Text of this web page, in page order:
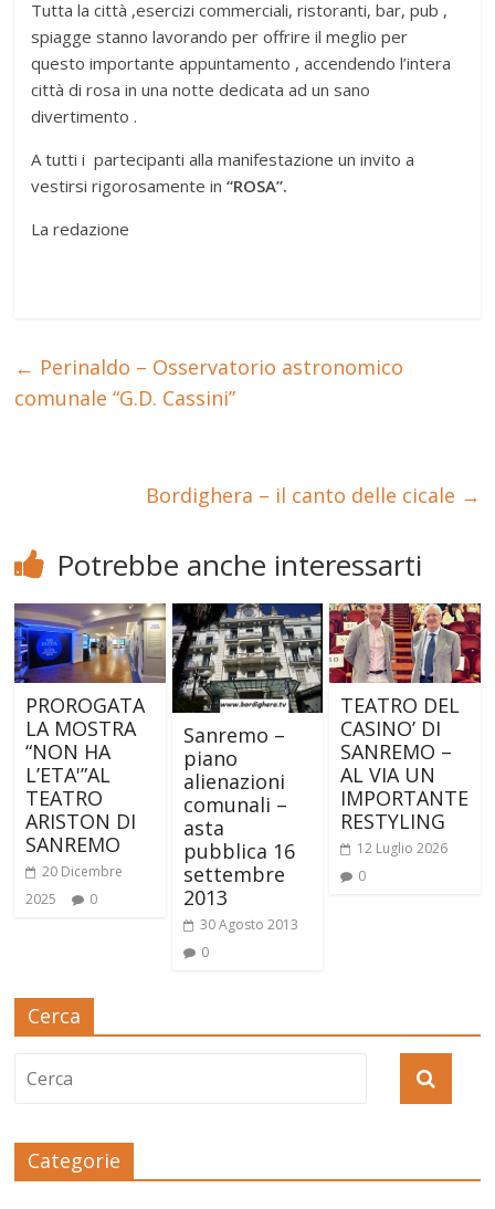
Tutta la città ,esercizi commerciali, ristoranti, bar, pub ,
spiagge stanno lavorando per offrire il meglio per
questo importante appuntamento , accendendo l’intera
città di rosa in una notte dedicata ad un sano
divertimento .
A tutti i partecipanti alla manifestazione un invito a
vestirsi rigorosamente in“ROSA”.
La redazione
← Perinaldo – Osservatorio astronomico
comunale “G.D. Cassini”
Bordighera – il canto delle cicale →
Potrebbe anche interessarti
PROROGATA
LA MOSTRA
“NON HA
L’ETA'”AL
TEATRO
ARISTON DI
SANREMO
20 Dicembre
2025
0
Sanremo –
piano
alienazioni
comunali –
asta
pubblica 16
settembre
2013
30 Agosto 2013
0
TEATRO DEL
CASINO’ DI
SANREMO –
AL VIA UN
IMPORTANTE
RESTYLING
12 Luglio 2026
0
Cerca
Categorie